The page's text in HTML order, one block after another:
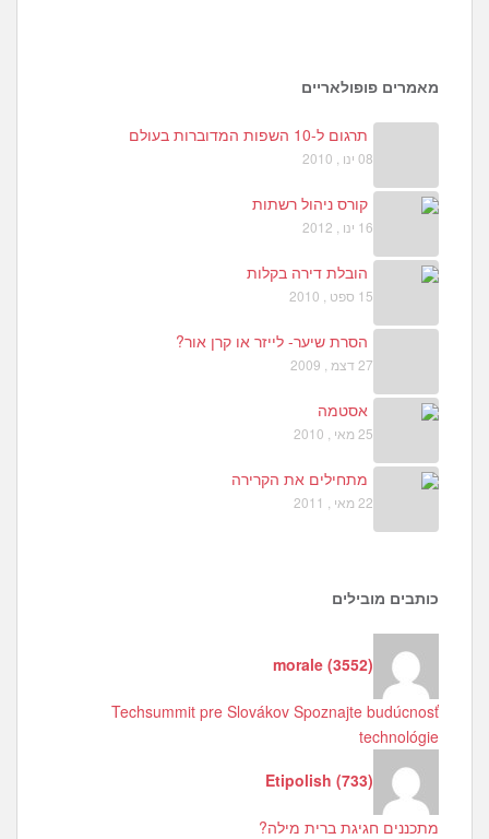
7
מאמרים פופולאריים
תרגום ל-10 השפות המדוברות בעולם
08 ינו , 2010
קורס ניהול רשתות
16 ינו , 2012
הובלת דירה בקלות
15 ספט , 2010
הסרת שיער- לייזר או קרן אור?
27 דצמ , 2009
אסטמה
25 מאי , 2010
מתחילים את הקרירה
22 מאי , 2011
כותבים מובילים
morale (3552)
Techsummit pre Slovákov Spoznajte budúcnosť
technológie
Etipolish (733)
מתכננים חגיגת ברית מילה?